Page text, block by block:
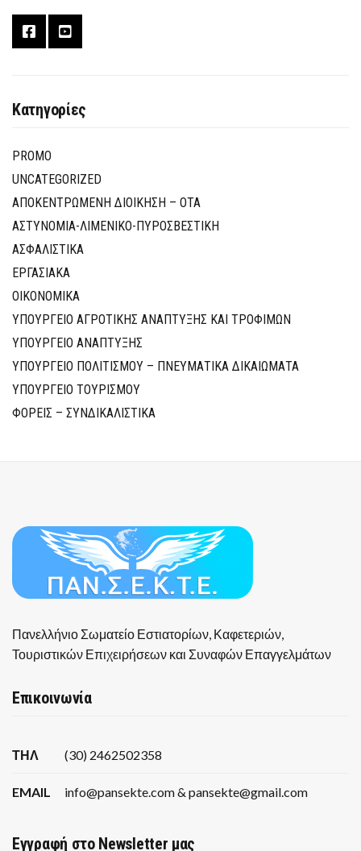
Κατηγορίες
PROMO
UNCATEGORIZED
ΑΠΟΚΕΝΤΡΩΜΕΝΗ ΔΙΟΙΚΗΣΗ – ΟΤΑ
ΑΣΤΥΝΟΜΙΑ-ΛΙΜΕΝΙΚΟ-ΠΥΡΟΣΒΕΣΤΙΚΗ
ΑΣΦΑΛΙΣΤΙΚΑ
ΕΡΓΑΣΙΑΚΑ
ΟΙΚΟΝΟΜΙΚΑ
ΥΠΟΥΡΓΕΙΟ ΑΓΡΟΤΙΚΗΣ ΑΝΑΠΤΥΞΗΣ ΚΑΙ ΤΡΟΦΙΜΩΝ
ΥΠΟΥΡΓΕΙΟ ΑΝΑΠΤΥΞΗΣ
ΥΠΟΥΡΓΕΙΟ ΠΟΛΙΤΙΣΜΟΥ – ΠΝΕΥΜΑΤΙΚΑ ΔΙΚΑΙΩΜΑΤΑ
ΥΠΟΥΡΓΕΙΟ ΤΟΥΡΙΣΜΟΥ
ΦΟΡΕΙΣ – ΣΥΝΔΙΚΑΛΙΣΤΙΚΑ
Πανελλήνιο Σωματείο Εστιατορίων, Καφετεριών,
Τουριστικών Επιχειρήσεων και Συναφών Επαγγελμάτων
Επικοινωνία
ΤΗΛ (30) 2462502358
EMAIL info@pansekte.com & pansekte@gmail.com
Εγγραφή στο Newsletter μας